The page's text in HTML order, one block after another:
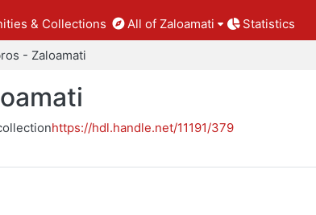
& Collections All of Zaloamati Statistics
- Zaloamati
https://hdl.handle.net/11191/379